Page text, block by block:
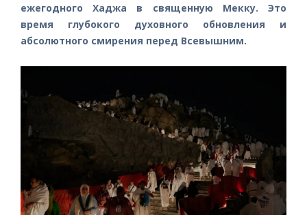
ежегодного Хаджа в священную Мекку. Это
время глубокого духовного обновления и
абсолютного смирения перед Всевышним.